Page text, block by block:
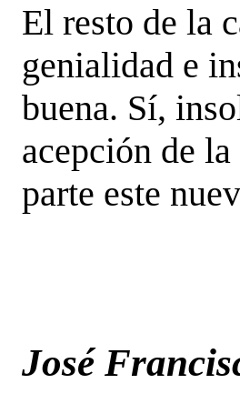
El resto de la
genialidad e
buena. Sí,
acepción de
parte este
José